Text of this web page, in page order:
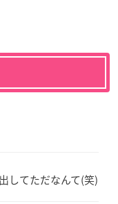
してただなんて(笑)